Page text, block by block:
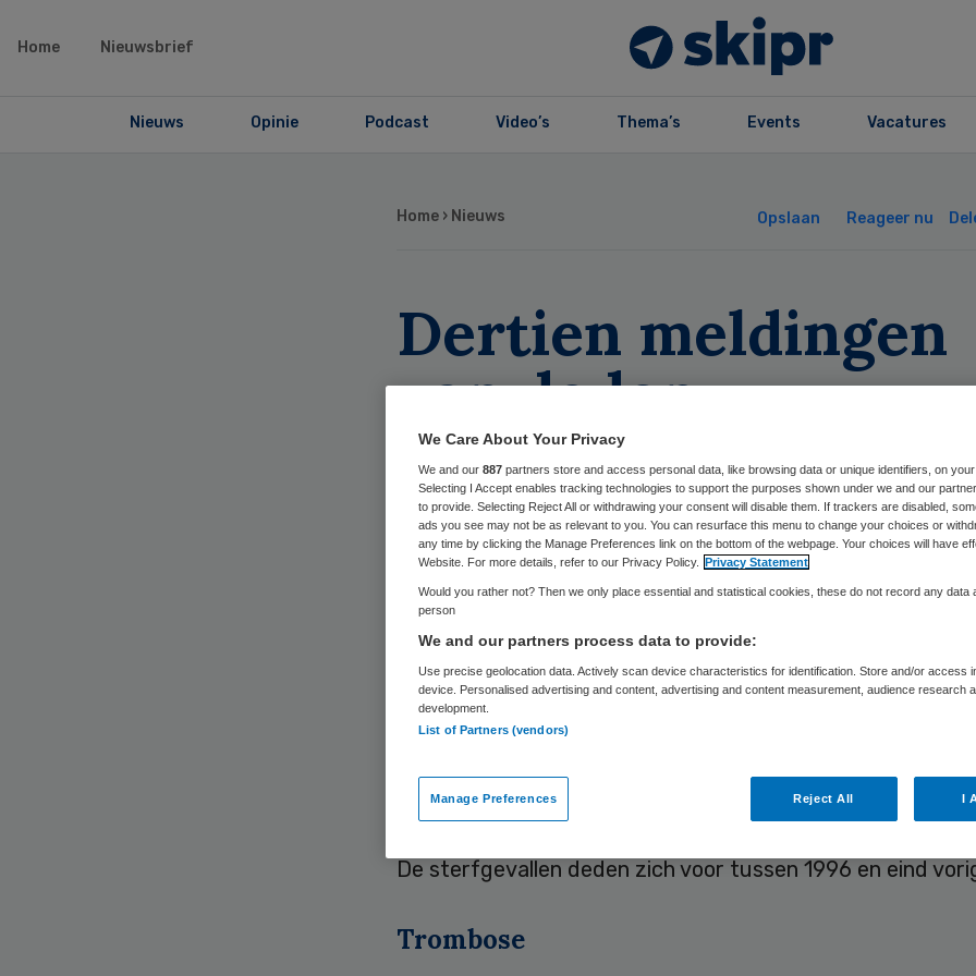
Home Nieuwsbrief
Nieuws Opinie Podcast Video’s Thema’s Events Vacatures
Home › Nieuws Opslaan Reageer nu
Dertien meldingen
van doden
anticonceptiepil
Skipr Redactie 5 maart 2013,20:13 50 keer gelezen
Dertien vrouwen in Nederland zijn mogelijk overleden door
bijwerkingen van hun anticonceptiepil. Deze meldingen
op de 11 meldingen die al bekend waren over sterfgevallen
derde en vierde generatie anticonceptiepillen. Dat
bijwerkingencentrum Lareb dinsdag bekend.
De sterfgevallen deden zich voor tussen 1996 en eind
Trombose
We Care About Your Privacy
We and our 887 partners store and access personal data, like browsing data or unique identifiers, on your
Selecting I Accept enables tracking technologies to support the purposes shown under we and our
to provide. Selecting Reject All or withdrawing your consent will disable them. If trackers are disabled,
ads you see may not be as relevant to you. You can resurface this menu to change your choices or
any time by clicking the Manage Preferences link on the bottom of the webpage. Your choices will have
Website. For more details, refer to our Privacy Policy.
Privacy Statement
Would you rather not? Then we only place essential and statistical cookies, these do not record any data
person
We and our partners process data to provide:
Use precise geolocation data. Actively scan device characteristics for identification. Store and/or access
device. Personalised advertising and content, advertising and content measurement, audience research
development.
List of Partners (vendors)
Manage Preferences Reject All I